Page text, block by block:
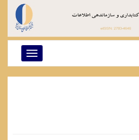
Toggle
navigation